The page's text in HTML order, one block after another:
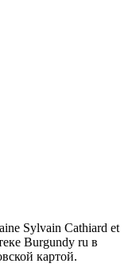
Sylvain Cathiard et
Burgundy ru в
картой.